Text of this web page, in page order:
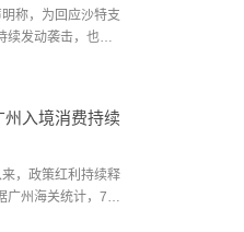
无人机的猛烈攻
员被困，但尚未
称，为回应沙特支
续发动袭击，也门
行动。声明称，此
仓库。声明称，袭
毁，并导致数十人
门胡塞武装将继续
和人员集结，并
州入境消费持续
，政策红利持续释
广州海关统计，7月